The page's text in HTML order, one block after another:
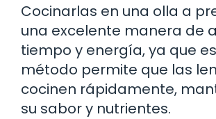
Cocinarlas en una olla a
una excelente manera de
tiempo y energía, ya que
método permite que las
cocinen rápidamente,
su sabor y nutrientes.